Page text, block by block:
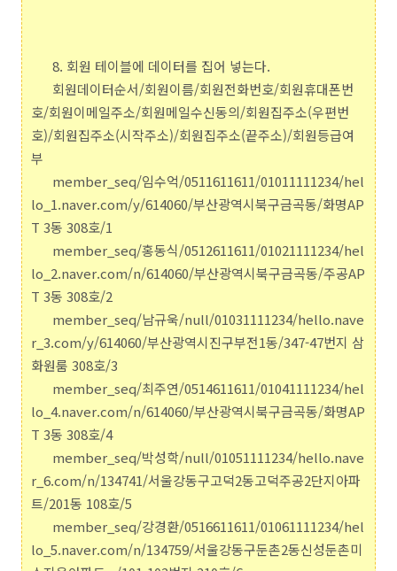
8. 회원 테이블에 데이터를 집어 넣는다.
회원데이터순서/회원이름/회원전화번호/회원휴대폰번
호/회원이메일주소/회원메일수신동의/회원집주소(우편번
호)/회원집주소(시작주소)/회원집주소(끝주소)/회원등급여
부
member_seq/임수억/0511611611/01011111234/hel
lo_1.naver.com/y/614060/부산광역시북구금곡동/화명AP
T 3동 308호/1
member_seq/홍동식/0512611611/01021111234/hel
lo_2.naver.com/n/614060/부산광역시북구금곡동/주공AP
T 3동 308호/2
member_seq/남규욱/null/01031111234/hello.nave
r_3.com/y/614060/부산광역시진구부전1동/347-47번지 삼
화원룸 308호/3
member_seq/최주연/0514611611/01041111234/hel
lo_4.naver.com/n/614060/부산광역시북구금곡동/화명AP
T 3동 308호/4
member_seq/박성학/null/01051111234/hello.nave
r_6.com/n/134741/서울강동구고덕2동고덕주공2단지아파
트/201동 108호/5
member_seq/강경환/0516611611/01061111234/hel
lo_5.naver.com/n/134759/서울강동구둔촌2동신성둔촌미